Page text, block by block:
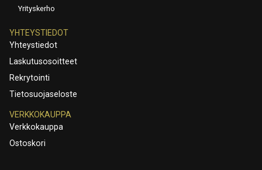
Yrityskerho
YHTEYSTIEDOT
Yhteystiedot
Laskutusosoitteet
Rekrytointi
Tietosuojaseloste
VERKKOKAUPPA
Verkkokauppa
Ostoskori